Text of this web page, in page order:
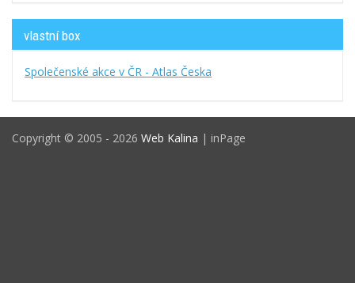
vlastní box
Společenské akce v ČR - Atlas Česka
Copyright © 2005 - 2026 Web Kalina | inPage